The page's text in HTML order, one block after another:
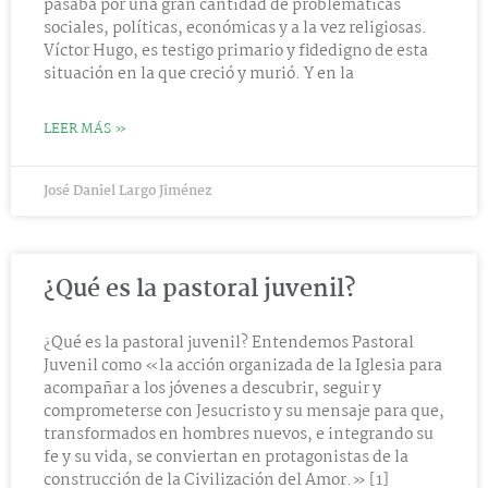
sociales, políticas, económicas y a la vez religiosas.
Víctor Hugo, es testigo primario y fidedigno de esta
situación en la que creció y murió. Y en la
LEER MÁS »
José Daniel Largo Jiménez
¿Qué es la pastoral juvenil?
¿Qué es la pastoral juvenil? Entendemos Pastoral
Juvenil como «la acción organizada de la Iglesia para
acompañar a los jóvenes a descubrir, seguir y
comprometerse con Jesucristo y su mensaje para que,
transformados en hombres nuevos, e integrando su
fe y su vida, se conviertan en protagonistas de la
construcción de la Civilización del Amor.» [1]